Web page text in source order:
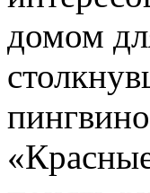
домом